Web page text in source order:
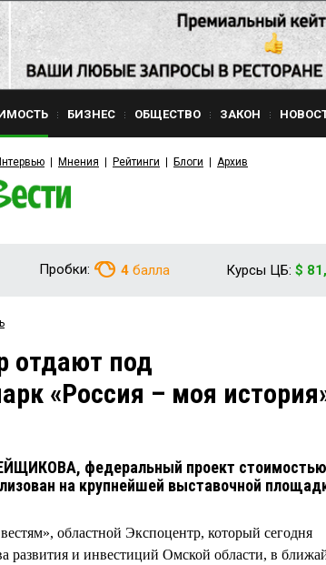
БИЗНЕС ОБЩЕСТВО ЗАКОН
Мнения Рейтинги Блоги Архив
Пробки: 4 балла Курсы ЦБ: $
отдают под
«Россия – моя
федеральный проект стоимостью
на крупнейшей выставочной
областной Экспоцентр, который сегодня
развития и инвестиций Омской области, в